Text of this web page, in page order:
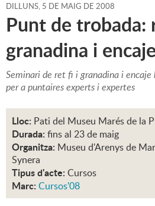
DILLUNS, 5 DE MAIG DE 2008
Punt de trobada:
granadina i
Seminari de ret fi i granadina i encaje
per a puntaires experts i expertes
Lloc: Pati del Museu Marés de la
Durada: fins al 23 de maig
Organitza: Museu d'Arenys de
Synera
Tipus d'acte: Cursos
Marc: Cursos'08